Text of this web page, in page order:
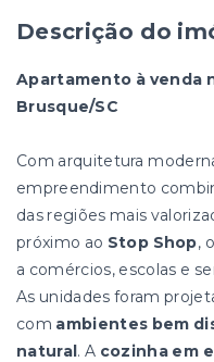
Descrição do
Apartamento à venda
Brusque/SC
Com arquitetura
empreendimento
das regiões mais
próximo ao Stop Shop,
a comércios, escolas e
As unidades foram
com ambientes bem
natural. A cozinha em